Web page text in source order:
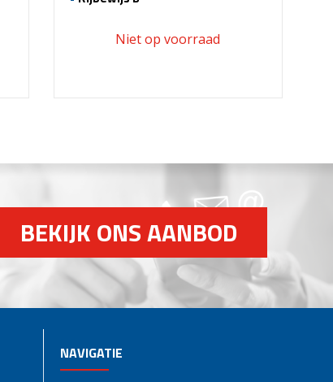
BEKIJK ONS AANBOD
NAVIGATIE